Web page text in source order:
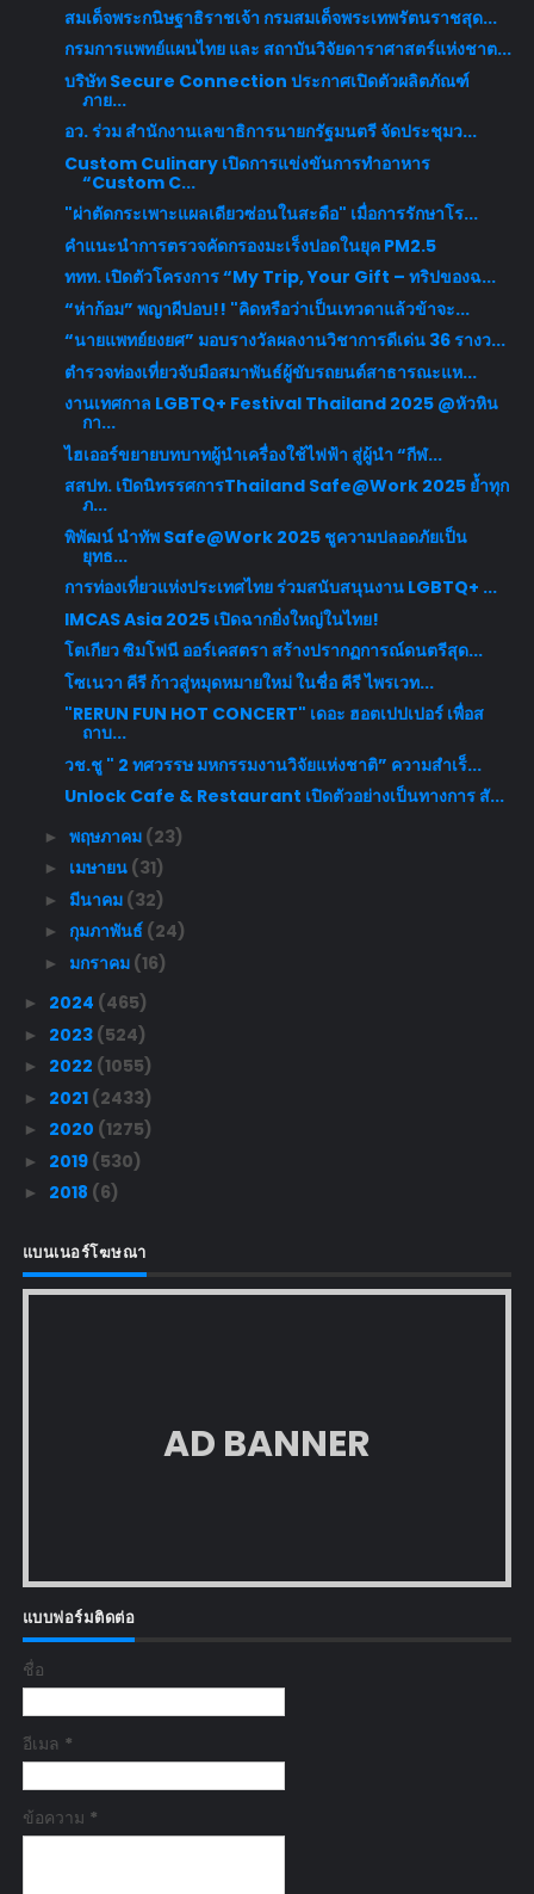
สมเด็จพระกนิษฐาธิราชเจ้า กรมสมเด็จพระเทพรัตนราชสุด...
กรมการแพทย์แผนไทย และ สถาบันวิจัยดาราศาสตร์แห่งชาต...
บริษัท Secure Connection ประกาศเปิดตัวผลิตภัณฑ์
ภาย...
อว. ร่วม สํานักงานเลขาธิการนายกรัฐมนตรี จัดประชุมว...
Custom Culinary เปิดการแข่งขันการทำอาหาร
“Custom C...
"ผ่าตัดกระเพาะแผลเดียวซ่อนในสะดือ" เมื่อการรักษาโร...
คำแนะนำการตรวจคัดกรองมะเร็งปอดในยุค PM2.5
ททท. เปิดตัวโครงการ “My Trip, Your Gift – ทริปของฉ...
“ห่าก้อม” พญาผีปอบ!! "คิดหรือว่าเป็นเทวดาแล้วข้าจะ...
“นายแพทย์ยงยศ” มอบรางวัลผลงานวิชาการดีเด่น 36 รางว...
ตำรวจท่องเที่ยวจับมือสมาพันธ์ผู้ขับรถยนต์สาธารณะแห...
งานเทศกาล LGBTQ+ Festival Thailand 2025 @หัวหิน
กา...
ไฮเออร์ขยายบทบาทผู้นำเครื่องใช้ไฟฟ้า สู่ผู้นำ “กีฬ...
สสปท. เปิดนิทรรศการThailand Safe@Work 2025 ย้ำทุก
ภ...
พิพัฒน์ นำทัพ Safe@Work 2025 ชูความปลอดภัยเป็น
ยุทธ...
การท่องเที่ยวแห่งประเทศไทย ร่วมสนับสนุนงาน LGBTQ+ ...
IMCAS Asia 2025 เปิดฉากยิ่งใหญ่ในไทย!
โตเกียว ซิมโฟนี ออร์เคสตรา สร้างปรากฏการณ์ดนตรีสุด...
โซเนวา คีรี ก้าวสู่หมุดหมายใหม่ ในชื่อ คีรี ไพรเวท...
"RERUN FUN HOT CONCERT" เดอะ ฮอตเปปเปอร์ เพื่อส
ถาบ...
วช.ชู " 2 ทศวรรษ มหกรรมงานวิจัยแห่งชาติ” ความสำเร็...
Unlock Cafe & Restaurant เปิดตัวอย่างเป็นทางการ สั...
► พฤษภาคม (23)
► เมษายน (31)
► มีนาคม (32)
► กุมภาพันธ์ (24)
► มกราคม (16)
► 2024 (465)
► 2023 (524)
► 2022 (1055)
► 2021 (2433)
► 2020 (1275)
► 2019 (530)
► 2018 (6)
แบนเนอร์โฆษณา
AD BANNER
แบบฟอร์มติดต่อ
ชื่อ
อีเมล *
ข้อความ *